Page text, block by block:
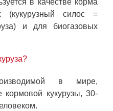
(кукурузный силос =
и для биогазовых
в мире,
кормовой кукурузы, 30-